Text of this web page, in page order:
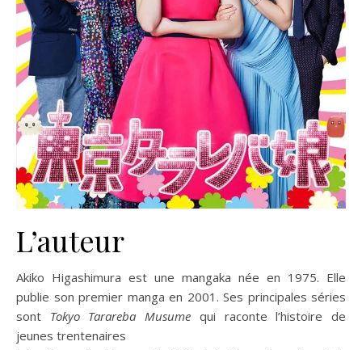
L’auteur
Akiko Higashimura est une mangaka née en 1975. Elle
publie son premier manga en 2001. Ses principales séries
sont Tokyo Tarareba Musume qui raconte l’histoire de
jeunes trentenaires